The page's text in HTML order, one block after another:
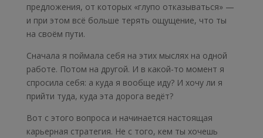
предложения, от которых «глупо отказываться» —
и при этом всё больше терять ощущение, что ты
на своём пути.
Сначала я поймала себя на этих мыслях на одной
работе. Потом на другой. И в какой-то момент я
спросила себя: а куда я вообще иду? И хочу ли я
прийти туда, куда эта дорога ведёт?
Вот с этого вопроса и начинается настоящая
карьерная стратегия. Не с того, кем ты хочешь